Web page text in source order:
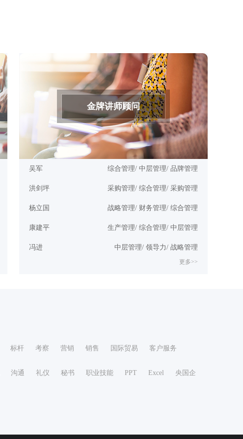
金牌讲师顾问
吴军 综合管理/ 中层管理/ 品牌管理
洪剑坪 采购管理/ 综合管理/ 采购管理
杨立国 战略管理/ 财务管理/ 综合管理
康建平 生产管理/ 综合管理/ 中层管理
冯进 中层管理/ 领导力/ 战略管理
更多>>
标杆 考察 营销 销售 国际贸易 客户服务
沟通 礼仪 秘书 职业技能 PPT Excel 央国企